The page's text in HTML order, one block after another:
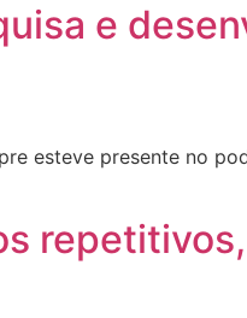
e
esteve presente no